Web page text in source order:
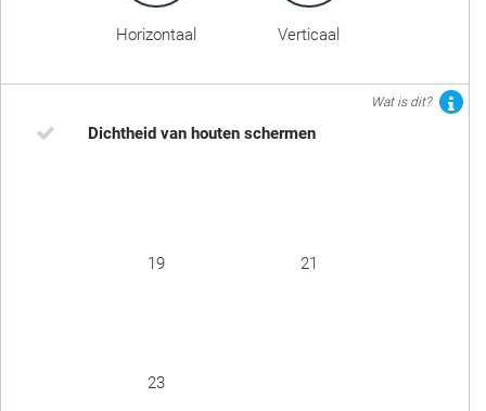
Horizontaal Verticaal
Wat is dit?
Dichtheid van houten schermen
19 21
23